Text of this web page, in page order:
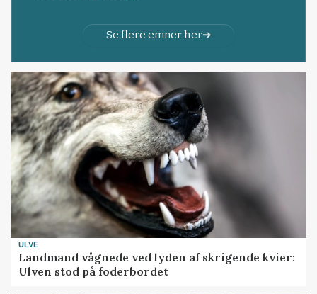
Se flere emner her
ULVE
Landmand vågnede ved lyden af skrigende kvier:
Ulven stod på foderbordet